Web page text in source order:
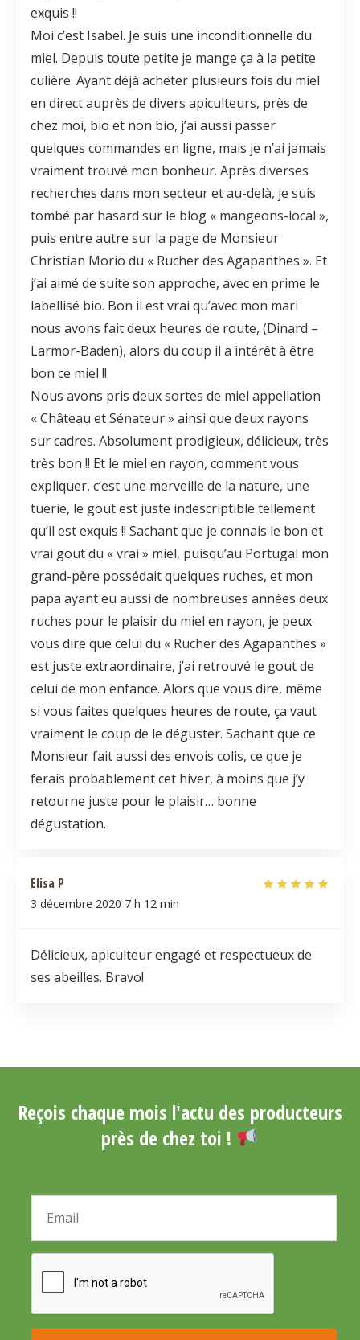
exquis !!
Moi c’est Isabel. Je suis une inconditionnelle du
miel. Depuis toute petite je mange ça à la petite
culière. Ayant déjà acheter plusieurs fois du miel
en direct auprès de divers apiculteurs, près de
chez moi, bio et non bio, j’ai aussi passer
quelques commandes en ligne, mais je n’ai jamais
vraiment trouvé mon bonheur. Après diverses
recherches dans mon secteur et au-delà, je suis
tombé par hasard sur le blog « mangeons-local »,
puis entre autre sur la page de Monsieur
Christian Morio du « Rucher des Agapanthes ». Et
j’ai aimé de suite son approche, avec en prime le
labellisé bio. Bon il est vrai qu’avec mon mari
nous avons fait deux heures de route, (Dinard –
Larmor-Baden), alors du coup il a intérêt à être
bon ce miel !!
Nous avons pris deux sortes de miel appellation
« Château et Sénateur » ainsi que deux rayons
sur cadres. Absolument prodigieux, délicieux, très
très bon !! Et le miel en rayon, comment vous
expliquer, c’est une merveille de la nature, une
tuerie, le gout est juste indescriptible tellement
qu’il est exquis !! Sachant que je connais le bon et
vrai gout du « vrai » miel, puisqu’au Portugal mon
grand-père possédait quelques ruches, et mon
papa ayant eu aussi de nombreuses années deux
ruches pour le plaisir du miel en rayon, je peux
vous dire que celui du « Rucher des Agapanthes »
est juste extraordinaire, j’ai retrouvé le gout de
celui de mon enfance. Alors que vous dire, même
si vous faites quelques heures de route, ça vaut
vraiment le coup de le déguster. Sachant que ce
Monsieur fait aussi des envois colis, ce que je
ferais probablement cet hiver, à moins que j’y
retourne juste pour le plaisir… bonne
dégustation.
Elisa P
3 décembre 2020 7 h 12 min
Délicieux, apiculteur engagé et respectueux de
ses abeilles. Bravo!
Reçois chaque mois l'actu des producteurs
près de chez toi !